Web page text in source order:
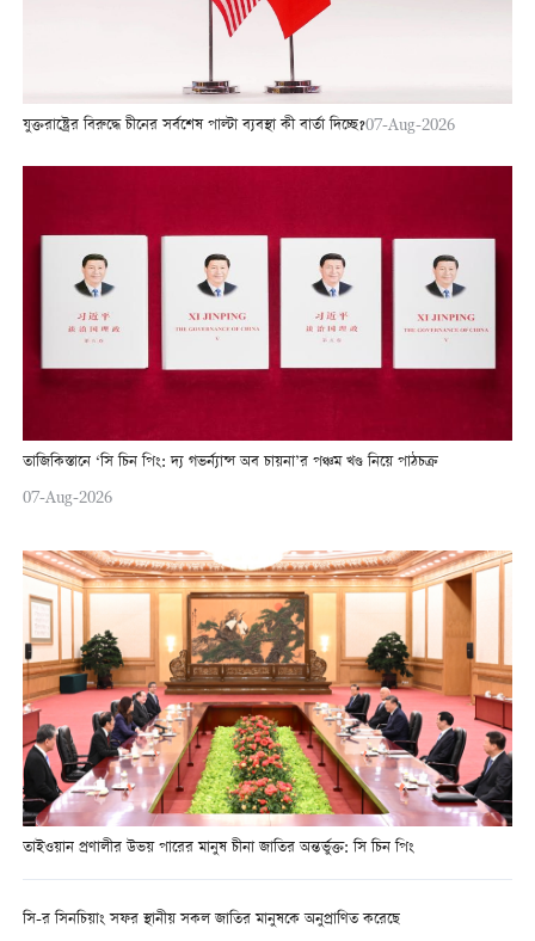
যুক্তরাষ্ট্রের বিরুদ্ধে চীনের সর্বশেষ পাল্টা ব্যবস্থা কী বার্তা দিচ্ছে?07-Aug-2026
তাজিকিস্তানে ‘সি চিন পিং: দ্য গভর্ন্যান্স অব চায়না’র পঞ্চম খণ্ড নিয়ে পাঠচক্র
07-Aug-2026
তাইওয়ান প্রণালীর উভয় পারের মানুষ চীনা জাতির অন্তর্ভুক্ত: সি চিন পিং
সি-র সিনচিয়াং সফর স্থানীয় সকল জাতির মানুষকে অনুপ্রাণিত করেছে